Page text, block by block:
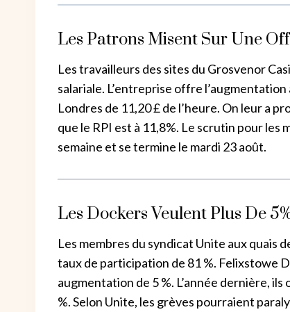
Les Patrons Misent Sur Une
Les travailleurs des sites du Grosvenor
salariale. L’entreprise offre
Londres de 11,20 £ de l’heure. On leur a
que le RPI est à 11,8%. Le scrutin pour les
semaine et se termine le mardi 23 août.
Les Dockers Veulent Plus De
Les membres du syndicat Unite aux quais
taux de participation de 81 %. Felixstowe
augmentation de 5 %. L’année dernière,
%. Selon Unite, les grèves pourraient